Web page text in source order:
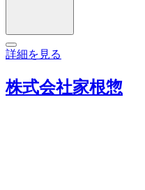
詳細を見る
株式会社家根惣